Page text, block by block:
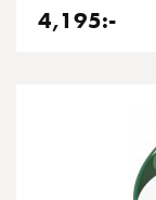
4,195:-